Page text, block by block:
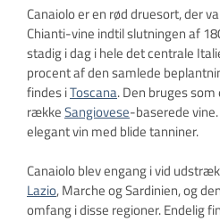
Canaiolo er en rød druesort, der
Chianti-vine indtil slutningen af
stadig i dag i hele det centrale
procent af den samlede
findes iToscana. Den bruges
rækkeSangiovese-baserede
elegant vin med blide tanniner.
Canaiolo blev engang i vid
Lazio, Marche og Sardinien, og
omfang i disse regioner. Endelig